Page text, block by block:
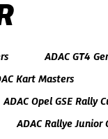
ADAC GT4
Kart Masters
ADAC Opel GSE Rally
ADAC Rallye Junior